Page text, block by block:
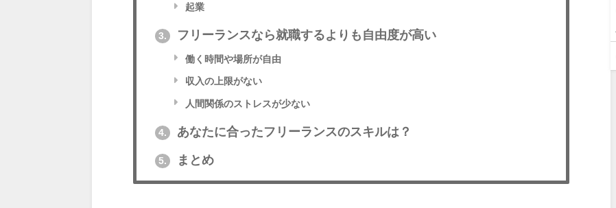
起業
3. フリーランスなら就職するよりも自由度が高い
働く時間や場所が自由
収入の上限がない
人間関係のストレスが少ない
4. あなたに合ったフリーランスのスキルは？
5. まとめ